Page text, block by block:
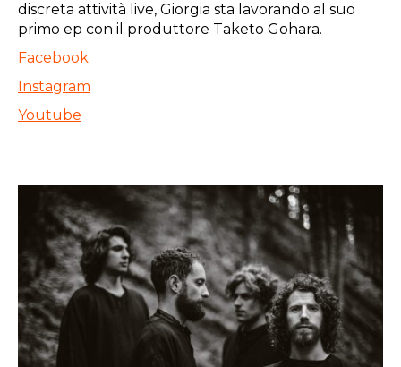
discreta attività live, Giorgia sta lavorando al suo
primo ep con il produttore Taketo Gohara.
Facebook
Instagram
Youtube